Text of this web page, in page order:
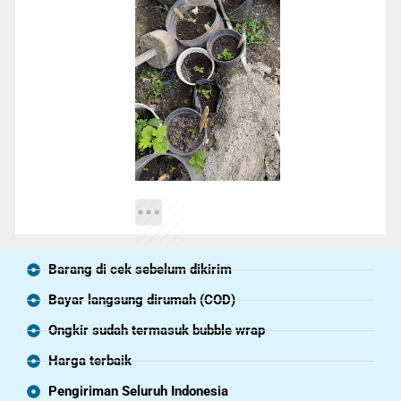
Barang di cek sebelum dikirim
Bayar langsung dirumah (COD)
Ongkir sudah termasuk bubble wrap
Harga terbaik
Pengiriman Seluruh Indonesia